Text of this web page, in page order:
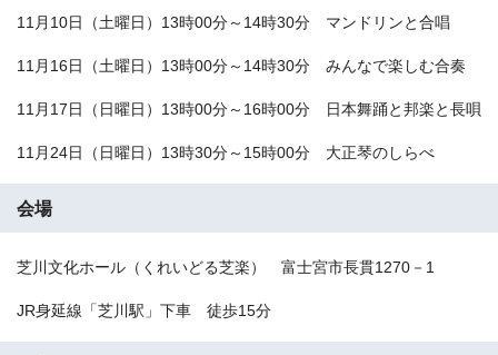
11月10日（土曜日）13時00分～14時30分 マンドリンと合唱
11月16日（土曜日）13時00分～14時30分 みんなで楽しむ合奏
11月17日（日曜日）13時00分～16時00分 日本舞踊と邦楽と長唄
11月24日（日曜日）13時30分～15時00分 大正琴のしらべ
会場
芝川文化ホール（くれいどる芝楽） 富士宮市長貫1270－1
JR身延線「芝川駅」下車 徒歩15分